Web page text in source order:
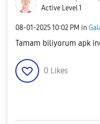
Active Level 1
‎08-01-202510:02 PM in
Tamam biliyorum apk
0 Likes